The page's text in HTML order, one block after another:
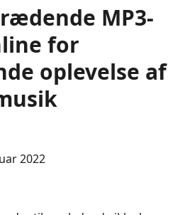
MP3-
for
oplevelse af
2022